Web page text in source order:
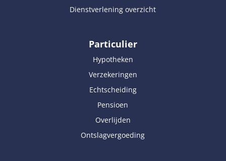
Dienstverlening overzicht
Particulier
Hypotheken
Verzekeringen
Echtscheiding
Pensioen
Overlijden
Ontslagvergoeding